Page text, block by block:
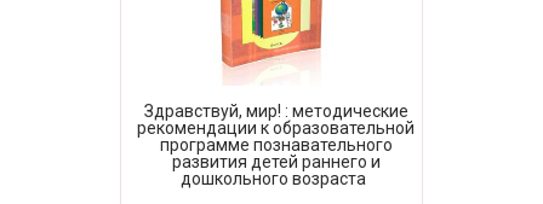
Здравствуй, мир! : методические
рекомендации к образовательной
программе познавательного
развития детей раннего и
дошкольного возраста